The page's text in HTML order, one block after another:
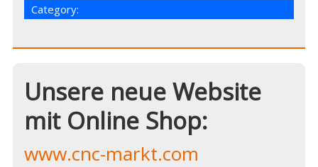
Category:
Unsere neue Website
mit Online Shop:
www.cnc-markt.com